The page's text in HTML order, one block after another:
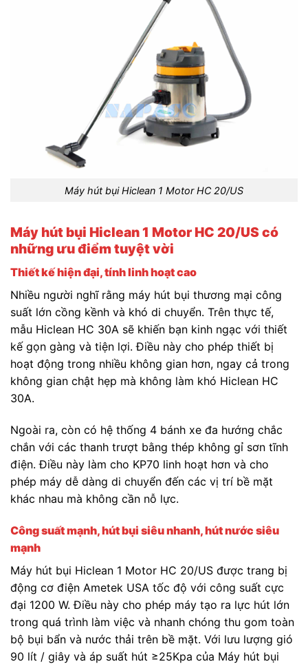
Máy hút bụi Hiclean 1 Motor HC 20/US
Máy hút bụi Hiclean 1 Motor HC 20/US có
những ưu điểm tuyệt vời
Thiết kế hiện đại, tính linh hoạt cao
Nhiều người nghĩ rằng máy hút bụi thương mại công
suất lớn cồng kềnh và khó di chuyển. Trên thực tế,
mẫu Hiclean HC 30A sẽ khiến bạn kinh ngạc với thiết
kế gọn gàng và tiện lợi. Điều này cho phép thiết bị
hoạt động trong nhiều không gian hơn, ngay cả trong
không gian chật hẹp mà không làm khó Hiclean HC
30A.
Ngoài ra, còn có hệ thống 4 bánh xe đa hướng chắc
chắn với các thanh trượt bằng thép không gỉ sơn tĩnh
điện. Điều này làm cho KP70 linh hoạt hơn và cho
phép máy dễ dàng di chuyển đến các vị trí bề mặt
khác nhau mà không cần nỗ lực.
Công suất mạnh, hút bụi siêu nhanh, hút nước siêu
mạnh
Máy hút bụi Hiclean 1 Motor HC 20/US được trang bị
động cơ điện Ametek USA tốc độ với công suất cực
đại 1200 W. Điều này cho phép máy tạo ra lực hút lớn
trong quá trình làm việc và nhanh chóng thu gom toàn
bộ bụi bẩn và nước thải trên bề mặt. Với lưu lượng gió
90 lít / giây và áp suất hút ≥25Kpa của Máy hút bụi